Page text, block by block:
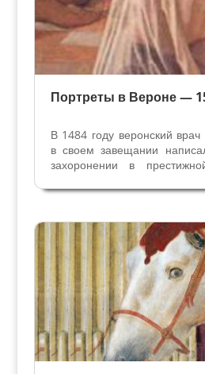
Портреты в Вероне —
В 1484 году веронский
в своем завещании
захоронении в
веронцев, дошедших до
на стене рядом с...
Иконография
Портреты